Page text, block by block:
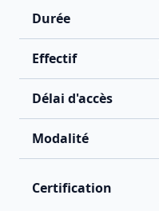
Durée
Effectif
Délai d'accès
Modalité
Certification